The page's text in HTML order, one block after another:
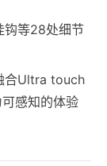
钩等28处细节
合Ultra touch
感知的体验